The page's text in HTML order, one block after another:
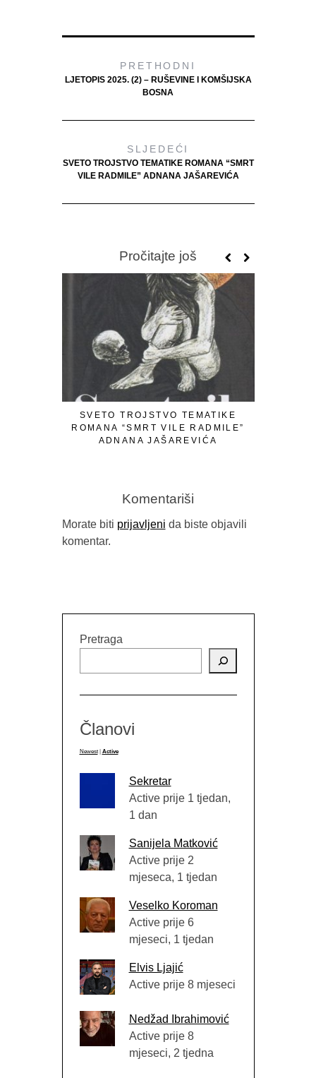
PRETHODNI
LJETOPIS 2025. (2) – RUŠEVINE I KOMŠIJSKA
BOSNA
SLJEDEĆI
SVETO TROJSTVO TEMATIKE ROMANA “SMRT
VILE RADMILE” ADNANA JAŠAREVIĆA
Pročitajte još
SVETO TROJSTVO TEMATIKE
ROMANA “SMRT VILE RADMILE”
ADNANA JAŠAREVIĆA
Komentariši
Morate biti prijavljeni da biste objavili
komentar.
Pretraga
Članovi
Newest Active
Sekretar
Active prije 1 tjedan,
1 dan
Sanijela Matković
Active prije 2
mjeseca, 1 tjedan
Veselko Koroman
Active prije 6
mjeseci, 1 tjedan
Elvis Ljajić
Active prije 8 mjeseci
Nedžad Ibrahimović
Active prije 8
mjeseci, 2 tjedna